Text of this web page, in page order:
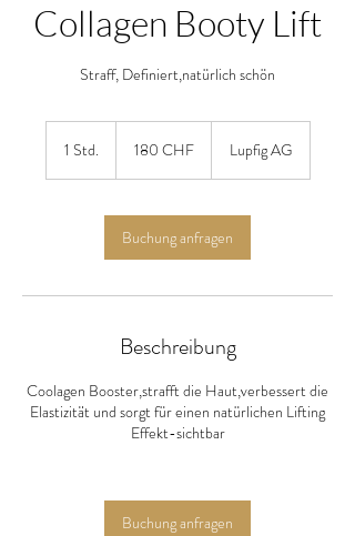
Collagen Booty Lift
Straff, Definiert,natürlich schön
1 Std.
d
Franken
180 CHF Lupfig AG
Buchung anfragen
Beschreibung
Coolagen Booster,strafft die Haut,verbessert die
Elastizität und sorgt für einen natürlichen Lifting
Effekt-sichtbar
Buchung anfragen